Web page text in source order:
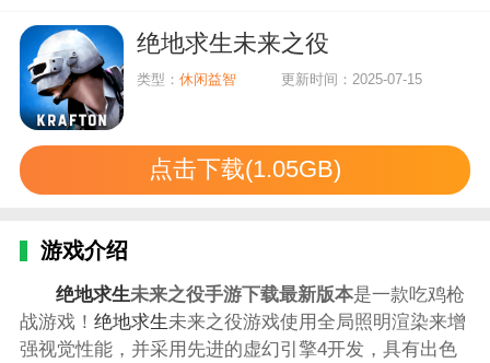
绝地求生未来之役
类型：休闲益智 更新时间：2025-07-15
点击下载(1.05GB)
游戏介绍
绝地求生未来之役手游下载最新版本是一款吃鸡枪
战游戏！ 绝地求生未来之役游戏使用全局照明渲染来增
强视觉性能，并采用先进的虚幻引擎4开发，具有出色